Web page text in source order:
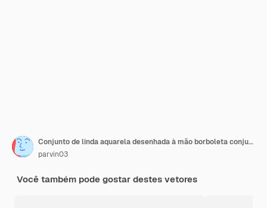
Conjunto de linda aquarela desenhada à mão borboleta conjunto isolado no branco
parvin03
Você também pode gostar destes vetores